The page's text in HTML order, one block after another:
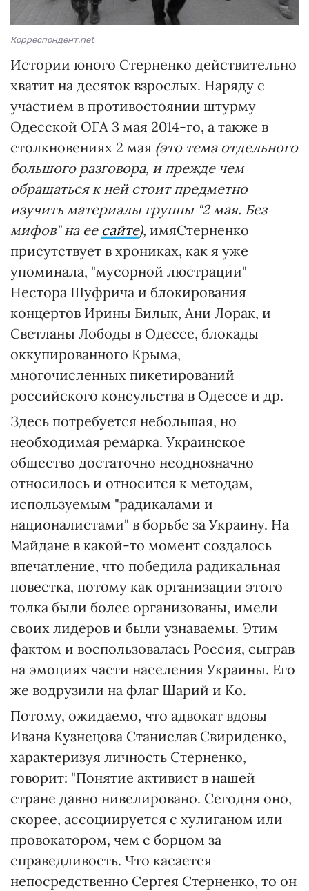
Корреспондент.net
Истории юного Стерненко действительно
хватит на десяток взрослых. Наряду с
участием в противостоянии штурму
Одесской ОГА 3 мая 2014-го, а также в
столкновениях 2 мая (это тема отдельного
большого разговора, и прежде чем
обращаться к ней стоит предметно
изучить материалы группы "2 мая. Без
мифов" на ее сайте), имяСтерненко
присутствует в хрониках, как я уже
упоминала, "мусорной люстрации"
Нестора Шуфрича и блокирования
концертов Ирины Билык, Ани Лорак, и
Светланы Лободы в Одессе, блокады
оккупированного Крыма,
многочисленных пикетирований
российского консульства в Одессе и др.
Здесь потребуется небольшая, но
необходимая ремарка. Украинское
общество достаточно неоднозначно
относилось и относится к методам,
используемым "радикалами и
националистами" в борьбе за Украину. На
Майдане в какой-то момент создалось
впечатление, что победила радикальная
повестка, потому как организации этого
толка были более организованы, имели
своих лидеров и были узнаваемы. Этим
фактом и воспользовалась Россия, сыграв
на эмоциях части населения Украины. Его
же водрузили на флаг Шарий и Ко.
Потому, ожидаемо, что адвокат вдовы
Ивана Кузнецова Станислав Свириденко,
характеризуя личность Стерненко,
говорит: "Понятие активист в нашей
стране давно нивелировано. Сегодня оно,
скорее, ассоциируется с хулиганом или
провокатором, чем с борцом за
справедливость. Что касается
непосредственно Сергея Стерненко, то он